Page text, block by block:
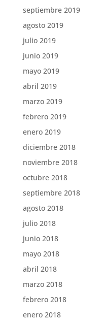
septiembre 2019
agosto 2019
julio 2019
junio 2019
mayo 2019
abril 2019
marzo 2019
febrero 2019
enero 2019
diciembre 2018
noviembre 2018
octubre 2018
septiembre 2018
agosto 2018
julio 2018
junio 2018
mayo 2018
abril 2018
marzo 2018
febrero 2018
enero 2018